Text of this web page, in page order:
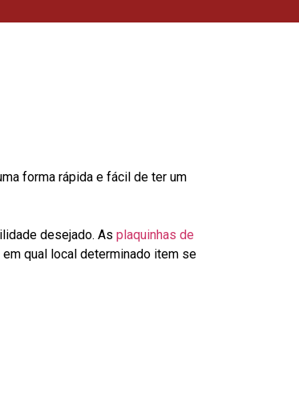
forma rápida e fácil de ter um
desejado. As plaquinhas de
qual local determinado item se